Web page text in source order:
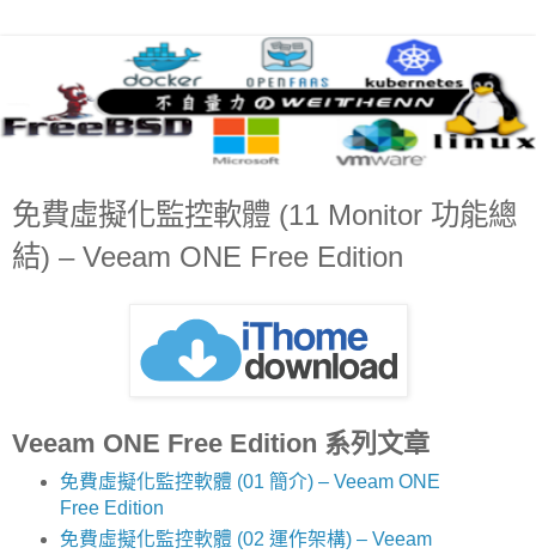
免費虛擬化監控軟體 (11 Monitor 功能總
結) – Veeam ONE Free Edition
Veeam ONE Free Edition 系列文章
免費虛擬化監控軟體 (01 簡介) – Veeam ONE
Free Edition
免費虛擬化監控軟體 (02 運作架構) – Veeam